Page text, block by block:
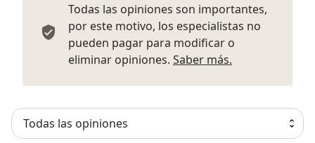
Todas las opiniones son importantes,
por este motivo, los especialistas no
pueden pagar para modificar o
eliminar opiniones. Saber más.